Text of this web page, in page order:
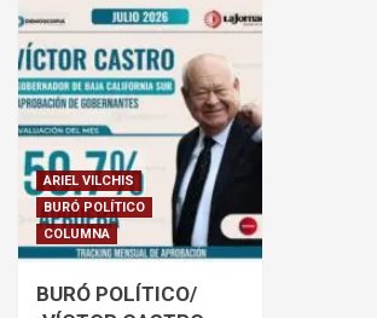
ARIEL VILCHIS
BURÓ POLÍTICO
COLUMNA
BURÓ POLÍTICO/